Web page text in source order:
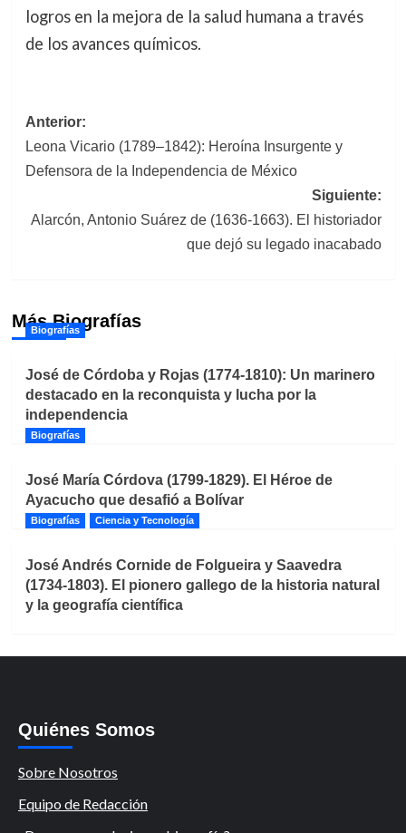
logros en la mejora de la salud humana a través
de los avances químicos.
Navegación
de
Anterior:
Leona Vicario (1789–1842): Heroína Insurgente y
Defensora de la Independencia de México
Siguiente:
Alarcón, Antonio Suárez de (1636-1663). El historiador
que dejó su legado inacabado
Más Biografías
Biografías
José de Córdoba y Rojas (1774-1810): Un marinero
destacado en la reconquista y lucha por la
independencia
Biografías
José María Córdova (1799-1829). El Héroe de
Ayacucho que desafió a Bolívar
Biografías Ciencia y Tecnología
José Andrés Cornide de Folgueira y Saavedra
(1734-1803). El pionero gallego de la historia natural
y la geografía científica
Quiénes Somos
Sobre Nosotros
Equipo de Redacción